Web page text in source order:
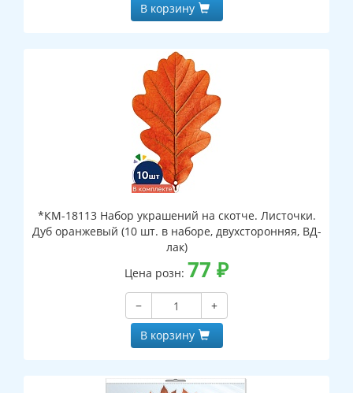
В корзину
*КМ-18113 Набор украшений на скотче. Листочки.
Дуб оранжевый (10 шт. в наборе, двухсторонняя, ВД-
лак)
Цена розн: 77 ₽
−
+
В корзину